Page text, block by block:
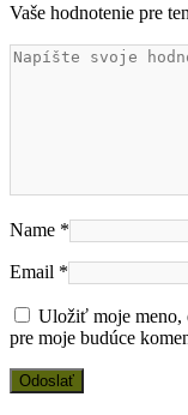
Vaše hodnotenie pre
Name *
Email *
Uložiť moje meno,
pre moje budúce